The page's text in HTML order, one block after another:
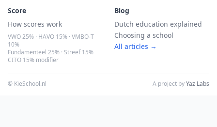
Score
How scores work
VWO 25% · HAVO 15% · VMBO-T
10%
Fundamenteel 25% · Streef 15%
CITO 15% modifier
Blog
Dutch education explained
Choosing a school
All articles →
© KieSchool.nl A project byYaz Labs